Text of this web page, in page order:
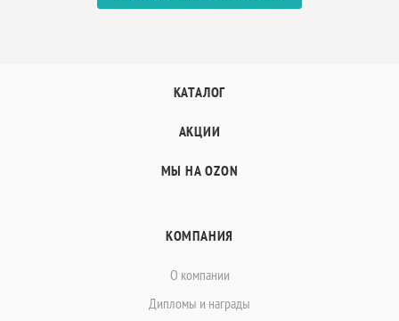
КАТАЛОГ
АКЦИИ
МЫ НА OZON
КОМПАНИЯ
О компании
Дипломы и награды